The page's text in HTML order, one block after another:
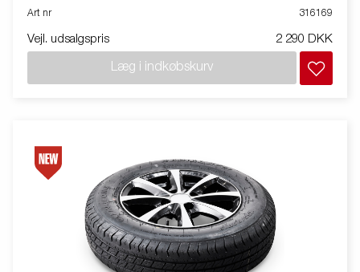
Art nr 316169
Vejl. udsalgspris 2 290 DKK
Læg i indkøbskurv